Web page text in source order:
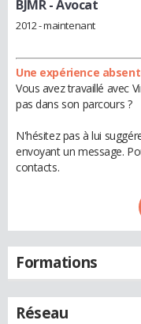
BJMR- Avocat
2012 - maintenant
Une expérience
Vous avez travaillé avec
pas dans son parcours ?
N'hésitez pas à lui
envoyant un message.
contacts.
Formations
Réseau